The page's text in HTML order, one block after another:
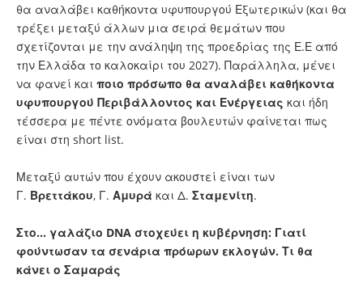
θα αναλάβει καθήκοντα υφυπουργού Εξωτερικών (και θα
τρέξει μεταξύ άλλων μια σειρά θεμάτων που
σχετίζονται με την ανάληψη της προεδρίας της Ε.Ε από
την Ελλάδα το καλοκαίρι του 2027). Παράλληλα, μένει
να φανεί και ποιο πρόσωπο θα αναλάβει καθήκοντα
υφυπουργού Περιβάλλοντος και Ενέργειας και ήδη
τέσσερα με πέντε ονόματα βουλευτών φαίνεται πως
είναι στη short list.
Μεταξύ αυτών που έχουν ακουστεί είναι των
Γ. Βρεττάκου, Γ. Αμυρά και Δ. Σταμενίτη.
Στο… γαλάζιο DNA στοχεύει η κυβέρνηση: Γιατί
φούντωσαν τα σενάρια πρόωρων εκλογών. Τι θα
κάνει ο Σαμαράς